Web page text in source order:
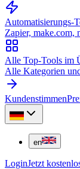
Automatisierungs-
Zapier, make.com,
Alle Top-Tools im
Alle Kategorien
Kundenstimmen
en
LoginJetzt